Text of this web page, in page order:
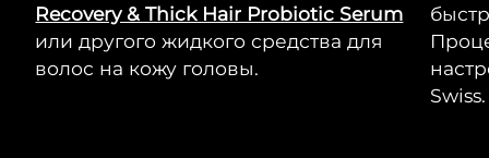
Recovery & Thick Hair Probiotic Serum
или другого жидкого средства для
волос на кожу головы.